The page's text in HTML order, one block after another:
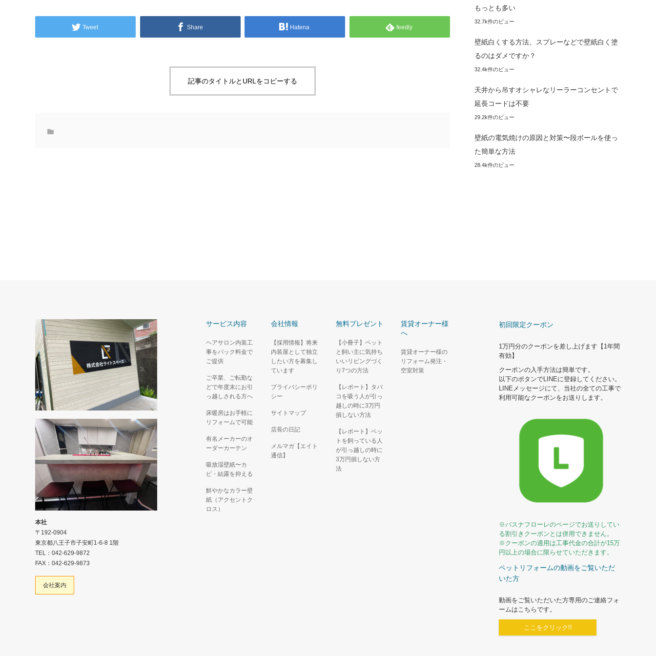
Tweet Share Hatena feedly
記事のタイトルとURLをコピーする
もっとも多い
32.7k件のビュー
壁紙白くする方法、スプレーなどで壁紙白く塗
るのはダメですか？
32.4k件のビュー
天井から吊すオシャレなリーラーコンセントで
延長コードは不要
29.2k件のビュー
壁紙の電気焼けの原因と対策〜段ボールを使っ
た簡単な方法
28.4k件のビュー
サービス内容
ヘアサロン内装工
事をパック料金で
ご提供
ご卒業、ご転勤な
どで年度末にお引
っ越しされる方へ
床暖房はお手軽に
リフォームで可能
有名メーカーのオ
ーダーカーテン
吸放湿壁紙〜カ
ビ・結露を抑える
鮮やかなカラー壁
紙（アクセントク
ロス）
会社情報
【採用情報】将来
内装屋として独立
したい方を募集し
ています
プライバシーポリ
シー
サイトマップ
店長の日記
メルマガ【エイト
通信】
無料プレゼント
【小冊子】ペット
と飼い主に気持ち
いいリビングづく
り7つの方法
【レポート】タバ
コを吸う人が引っ
越しの時に3万円
損しない方法
【レポート】ペッ
トを飼っている人
が引っ越しの時に
3万円損しない方
法
賃貸オーナー様
へ
賃貸オーナー様の
リフォーム発注・
空室対策
初回限定クーポン
1万円分のクーポンを差し上げます【1年間
有効】
クーポンの入手方法は簡単です。
以下のボタンでLINEに登録してください。
LINEメッセージにて、当社の全ての工事で
利用可能なクーポンをお送りします。
※バスナフローレのページでお送りしてい
る割引きクーポンとは併用できません。
※クーポンの適用は工事代金の合計が15万
円以上の場合に限らせていただきます。
ペットリフォームの動画をご覧いただ
いた方
動画をご覧いただいた方専用のご連絡フォ
ームはこちらです。
ここをクリック!!
本社
〒192-0904
東京都八王子市子安町1-6-8 1階
TEL：042-629-9872
FAX：042-629-9873
会社案内